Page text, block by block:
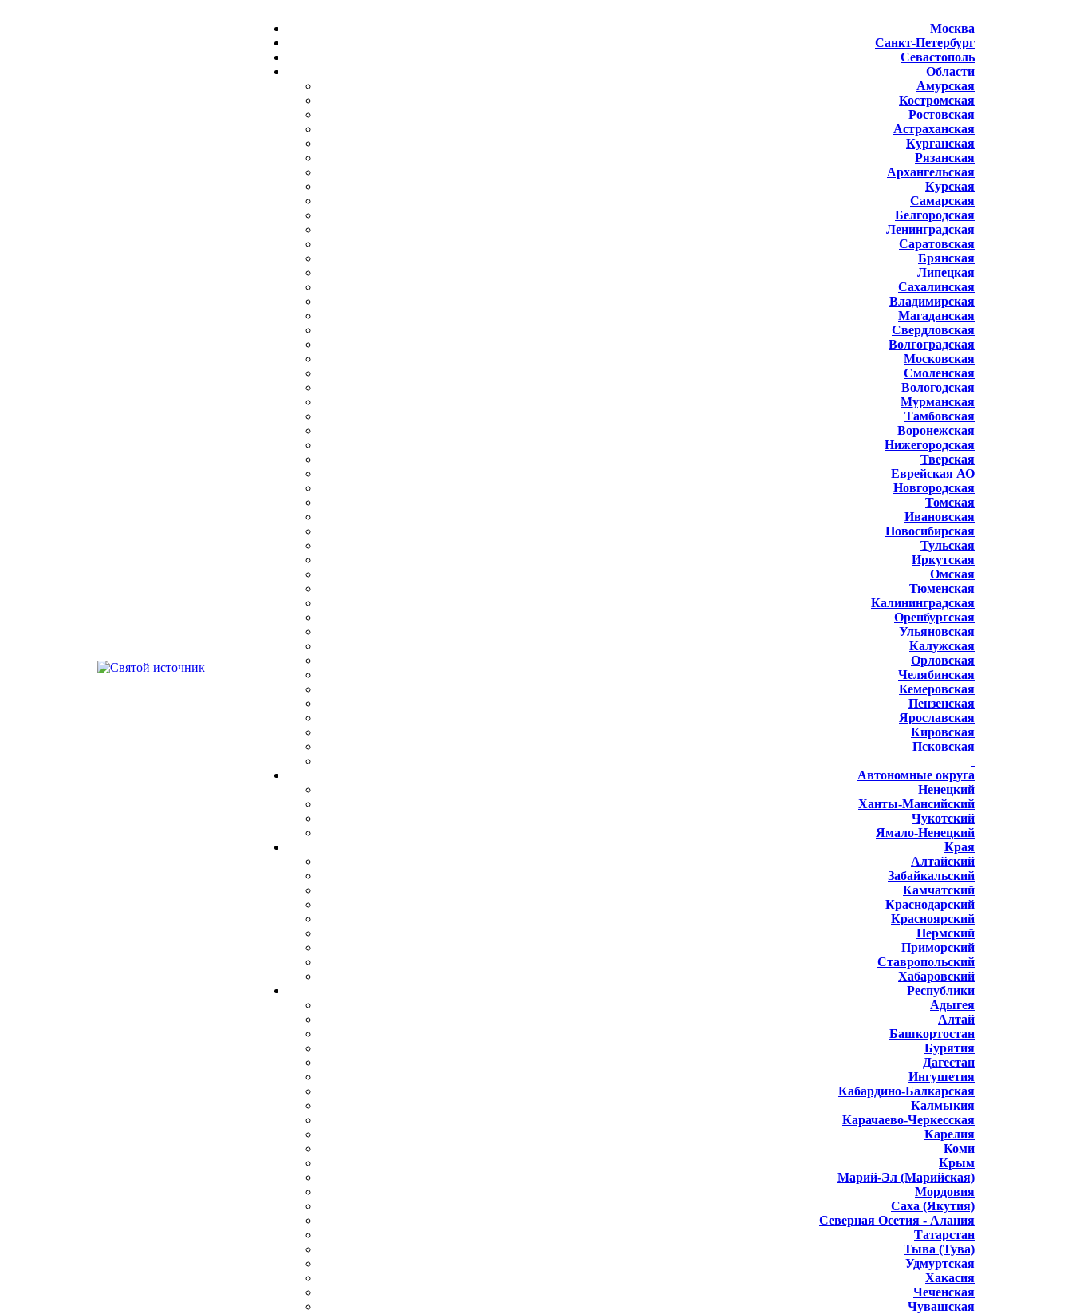
Москва
Санкт-Петербург
Севастополь
Области
Амурская
Костромская
Ростовская
Астраханская
Курганская
Рязанская
Архангельская
Курская
Самарская
Белгородская
Ленинградская
Саратовская
Брянская
Липецкая
Сахалинская
Владимирская
Магаданская
Свердловская
Волгоградская
Московская
Смоленская
Вологодская
Мурманская
Тамбовская
Воронежская
Нижегородская
Тверская
Еврейская АО
Новгородская
Томская
Ивановская
Новосибирская
Тульская
Иркутская
Омская
Тюменская
Калининградская
Оренбургская
Ульяновская
Калужская
Орловская
Челябинская
Кемеровская
Пензенская
Ярославская
Кировская
Псковская
Автономные округа
Ненецкий
Ханты-Мансийский
Чукотский
Ямало-Ненецкий
Края
Алтайский
Забайкальский
Камчатский
Краснодарский
Красноярский
Пермский
Приморский
Ставропольский
Хабаровский
Республики
Адыгея
Алтай
Башкортостан
Бурятия
Дагестан
Ингушетия
Кабардино-Балкарская
Калмыкия
Карачаево-Черкесская
Карелия
Коми
Крым
Марий-Эл (Марийская)
Мордовия
Саха (Якутия)
Северная Осетия - Алания
Татарстан
Тыва (Тува)
Удмуртская
Хакасия
Чеченская
Чувашская